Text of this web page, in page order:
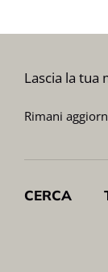
Lascia la tua
Rimani
CERCA